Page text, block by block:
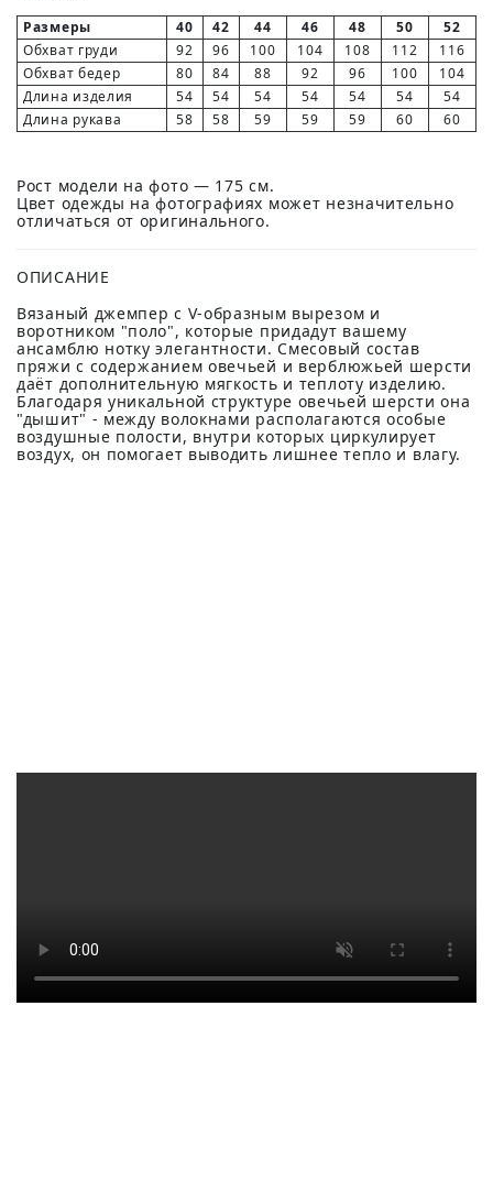
Размеры 40 42 44 46 48 50
52
Обхват груди
92 96 100 104 108 112
116
Обхват бедер
80 84 88 92 96 100
104
Длина изделия
54 54 54 54 54 54
54
Длина рукава
58 58 59 59 59 60 60
Рост модели на фото — 175 см.
Цвет одежды на фотографиях может незначительно
отличаться от оригинального.
ОПИСАНИЕ
Вязаный джемпер с V-образным вырезом и
воротником "поло", которые придадут вашему
ансамблю нотку элегантности. Смесовый состав
пряжи с содержанием овечьей и верблюжьей шерсти
даёт дополнительную мягкость и теплоту изделию.
Благодаря уникальной структуре овечьей шерсти она
"дышит" - между волокнами располагаются особые
воздушные полости, внутри которых циркулирует
воздух, он помогает выводить лишнее тепло и влагу.